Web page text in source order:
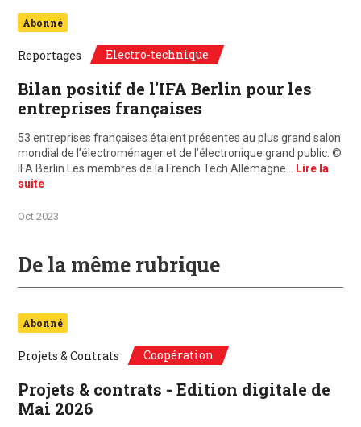
Abonné
Reportages Electro-technique
Bilan positif de l'IFA Berlin pour les
entreprises françaises
53 entreprises françaises étaient présentes au plus grand salon
mondial de l’électroménager et de l’électronique grand public. ©
IFA Berlin Les membres de la French Tech Allemagne…
Lire la
suite
Oct 2023
De la même rubrique
Abonné
Projets & Contrats Coopération
Projets & contrats - Edition digitale de
Mai 2026